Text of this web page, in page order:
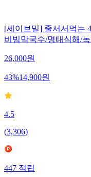
[세이브밀] 줄서서먹는
비빔막국수/명태식해/
26,000원
43%14,900원
4.5
(3,306)
447 적립